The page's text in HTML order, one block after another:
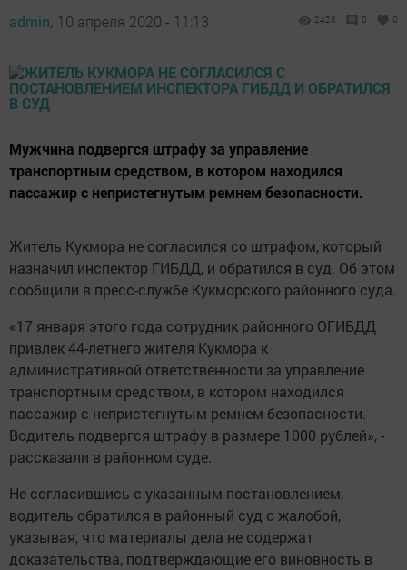
admin, 10 апреля 2020 - 11:13 2426 0 0
Мужчина подвергся штрафу за управление
транспортным средством, в котором находился
пассажир с непристегнутым ремнем безопасности.
Житель Кукмора не согласился со штрафом, который
назначил инспектор ГИБДД, и обратился в суд. Об этом
сообщили в пресс-службе Кукморского районного суда.
«17 января этого года сотрудник районного ОГИБДД
привлек 44-летнего жителя Кукмора к
административной ответственности за управление
транспортным средством, в котором находился
пассажир с непристегнутым ремнем безопасности.
Водитель подвергся штрафу в размере 1000 рублей», -
рассказали в районном суде.
Не согласившись с указанным постановлением,
водитель обратился в районный суд с жалобой,
указывая, что материалы дела не содержат
доказательства, подтверждающие его виновность в